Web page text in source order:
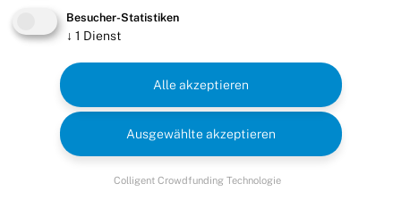
Besucher-Statistiken
↓ 1 Dienst
Ausgewählte akzeptieren
Alle akzeptieren
Colligent Crowdfunding Technologie